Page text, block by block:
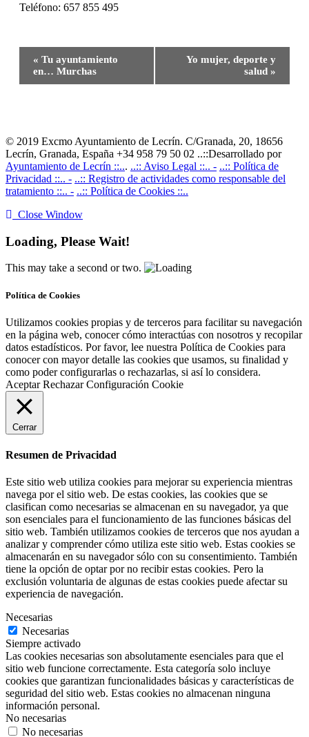
Teléfono: 657 855 495
Navegación
del
Evento
« Tu ayuntamiento
en… Murchas
Yo mujer, deporte y
salud »
© 2019 Excmo Ayuntamiento de Lecrín. C/Granada, 20, 18656
Lecrín, Granada, España +34 958 79 50 02 ..::Desarrollado por
Ayuntamiento de Lecrín ::... ..:: Aviso Legal ::.. - ..:: Política de
Privacidad ::.. - ..:: Registro de actividades como responsable del
tratamiento ::.. - ..:: Política de Cookies ::..
Close Window
Loading, Please Wait!
This may take a second or two.
Política de Cookies
Utilizamos cookies propias y de terceros para facilitar su navegación
en la página web, conocer cómo interactúas con nosotros y recopilar
datos estadísticos. Por favor, lee nuestra Política de Cookies para
conocer con mayor detalle las cookies que usamos, su finalidad y
como poder configurarlas o rechazarlas, si así lo considera.
Aceptar Rechazar Configuración Cookie
Cerrar
Resumen de Privacidad
Este sitio web utiliza cookies para mejorar su experiencia mientras
navega por el sitio web. De estas cookies, las cookies que se
clasifican como necesarias se almacenan en su navegador, ya que
son esenciales para el funcionamiento de las funciones básicas del
sitio web. También utilizamos cookies de terceros que nos ayudan a
analizar y comprender cómo utiliza este sitio web. Estas cookies se
almacenarán en su navegador sólo con su consentimiento. También
tiene la opción de optar por no recibir estas cookies. Pero la
exclusión voluntaria de algunas de estas cookies puede afectar su
experiencia de navegación.
Necesarias
Necesarias
Siempre activado
Las cookies necesarias son absolutamente esenciales para que el
sitio web funcione correctamente. Esta categoría solo incluye
cookies que garantizan funcionalidades básicas y características de
seguridad del sitio web. Estas cookies no almacenan ninguna
información personal.
No necesarias
No necesarias